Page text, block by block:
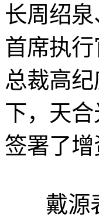
长周绍
首席执
总裁高
下，天
签署了
戴源表